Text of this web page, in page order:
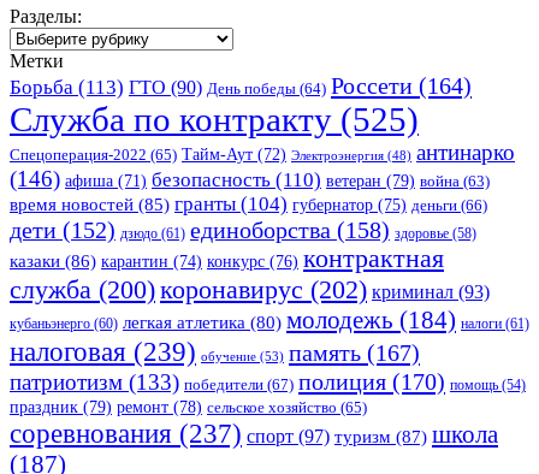
Разделы:
Разделы:
Метки
Борьба (113) ГТО (90) День победы (64) Россети (164)
Служба по контракту (525)
Спецоперация-2022 (65) Тайм-Аут (72) Электроэнергия (48) антинарко
(146) афиша (71) безопасность (110) ветеран (79) война (63)
время новостей (85) гранты (104) губернатор (75) деньги (66)
дети (152) дзюдо (61) единоборства (158) здоровье (58)
казаки (86) карантин (74) конкурс (76) контрактная
служба (200)коронавирус (202) криминал (93)
кубаньэнерго (60) легкая атлетика (80) молодежь (184) налоги (61)
налоговая (239) обучение (53) память (167)
патриотизм (133) победители (67) полиция (170) помощь (54)
праздник (79) ремонт (78) сельское хозяйство (65)
соревнования (237) спорт (97) туризм (87) школа
(187)